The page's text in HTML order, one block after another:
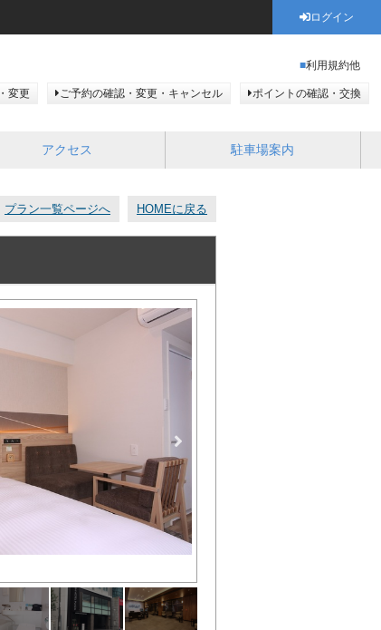
ログイン
利用規約他
変更 ご予約の確認・変更・キャンセル ポイントの確認・交換
アクセス 駐車場案内
プラン一覧ページへ HOMEに戻る